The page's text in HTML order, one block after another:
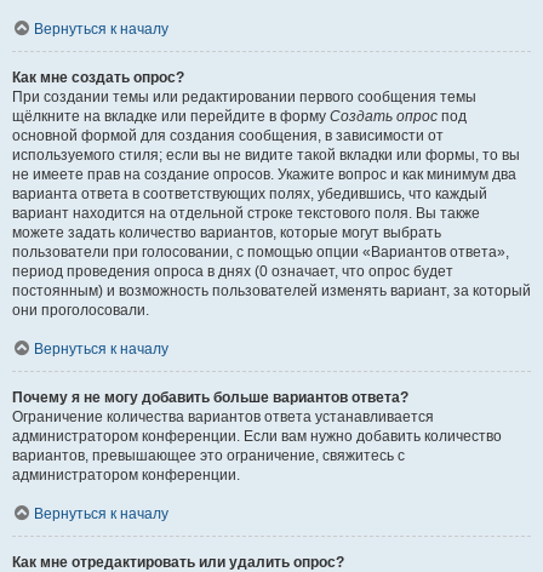
Вернуться к началу
Как мне создать опрос?
При создании темы или редактировании первого сообщения темы
щёлкните на вкладке или перейдите в форму Создать опрос под
основной формой для создания сообщения, в зависимости от
используемого стиля; если вы не видите такой вкладки или формы, то вы
не имеете прав на создание опросов. Укажите вопрос и как минимум два
варианта ответа в соответствующих полях, убедившись, что каждый
вариант находится на отдельной строке текстового поля. Вы также
можете задать количество вариантов, которые могут выбрать
пользователи при голосовании, с помощью опции «Вариантов ответа»,
период проведения опроса в днях (0 означает, что опрос будет
постоянным) и возможность пользователей изменять вариант, за который
они проголосовали.
Вернуться к началу
Почему я не могу добавить больше вариантов ответа?
Ограничение количества вариантов ответа устанавливается
администратором конференции. Если вам нужно добавить количество
вариантов, превышающее это ограничение, свяжитесь с
администратором конференции.
Вернуться к началу
Как мне отредактировать или удалить опрос?